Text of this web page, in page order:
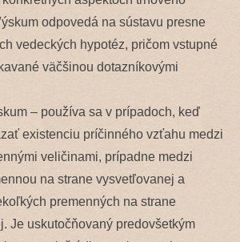
odpovedá na sústavu presne
vedeckých hypotéz, pričom vstupné
väčšinou dotazníkovými
– používa sa v prípadoch, keď
existenciu príčinného vzťahu medzi
veličinami, prípadne medzi
na strane vysvetľovanej a
premenných na strane
Je uskutočňovaný predovšetkým